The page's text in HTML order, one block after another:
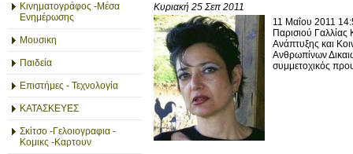
Κινηματογράφος -Μέσα
Ενημέρωσης
Μουσικη
Παιδεία
Επιστήμες - Τεχνολογία
ΚΑΤΑΣΚΕΥΕΣ
Σκίτσο -Γελοιογραφια -
Κομικς -Καρτουν
Κυριακή 25 Σεπ 2011
11 Μαΐου 2011
Παρισιού
Ανάπτυξης και
Ανθρωπίνων
συμμετοχικός